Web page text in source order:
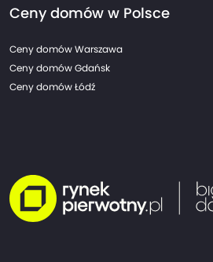
Ceny domów w Polsce
Ceny domów Warszawa
Ceny domów Gdańsk
Ceny domów Łódź